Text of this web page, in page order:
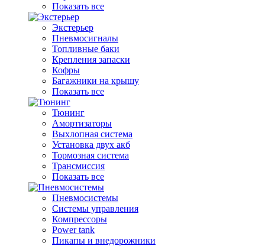
Показать все
Экстерьер
Пневмосигналы
Топливные баки
Крепления запаски
Кофры
Багажники на крышу
Показать все
Тюнинг
Амортизаторы
Выхлопная система
Установка двух акб
Тормозная система
Трансмиссия
Показать все
Пневмосистемы
Системы управления
Компрессоры
Power tank
Пикапы и внедорожники